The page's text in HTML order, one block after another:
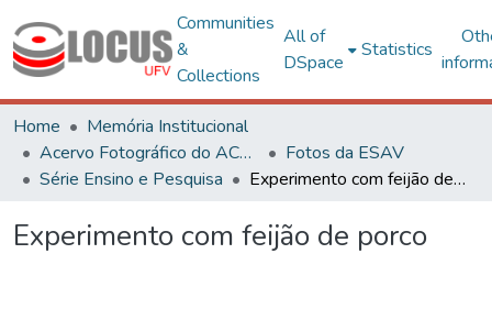
Communities
&
Collections
All of
DSpace
Statistics
Home
Memória Institucional
Acervo Fotográfico do ACH-UFV
Fotos da ESAV
Série Ensino e Pesquisa
Experimento com feijão de porco
Experimento com feijão de porco